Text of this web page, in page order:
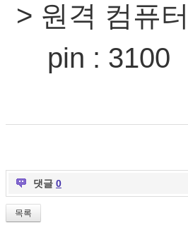
> 원격 컴퓨
pin : 3100
댓글 0
목록